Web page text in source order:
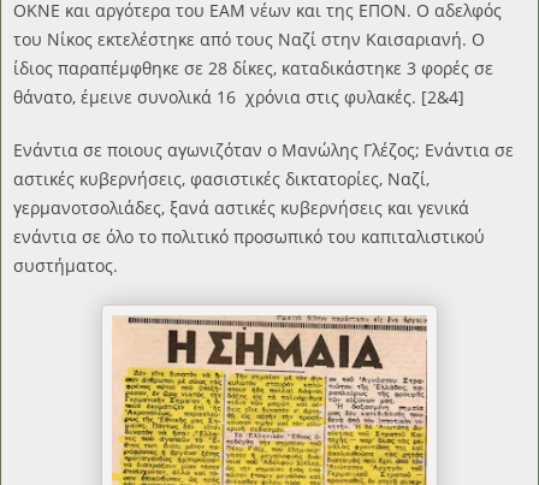
ΟΚΝΕ και αργότερα του ΕΑΜ νέων και της ΕΠΟΝ. Ο αδελφός
του Νίκος εκτελέστηκε από τους Ναζί στην Καισαριανή. Ο
ίδιος παραπέμφθηκε σε 28 δίκες, καταδικάστηκε 3 φορές σε
θάνατο, έμεινε συνολικά 16 χρόνια στις φυλακές. [2&4]
Ενάντια σε ποιους αγωνιζόταν ο Μανώλης Γλέζος; Ενάντια σε
αστικές κυβερνήσεις, φασιστικές δικτατορίες, Ναζί,
γερμανοτσολιάδες, ξανά αστικές κυβερνήσεις και γενικά
ενάντια σε όλο το πολιτικό προσωπικό του καπιταλιστικού
συστήματος.